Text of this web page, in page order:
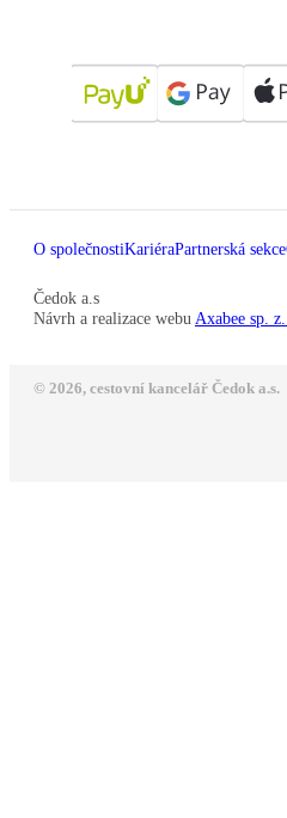
O společnostiKariéraPartnerská sekce
Čedok a.s
Návrh a realizace webu Axabee sp.
© 2026, cestovní kancelář Čedok a.s.